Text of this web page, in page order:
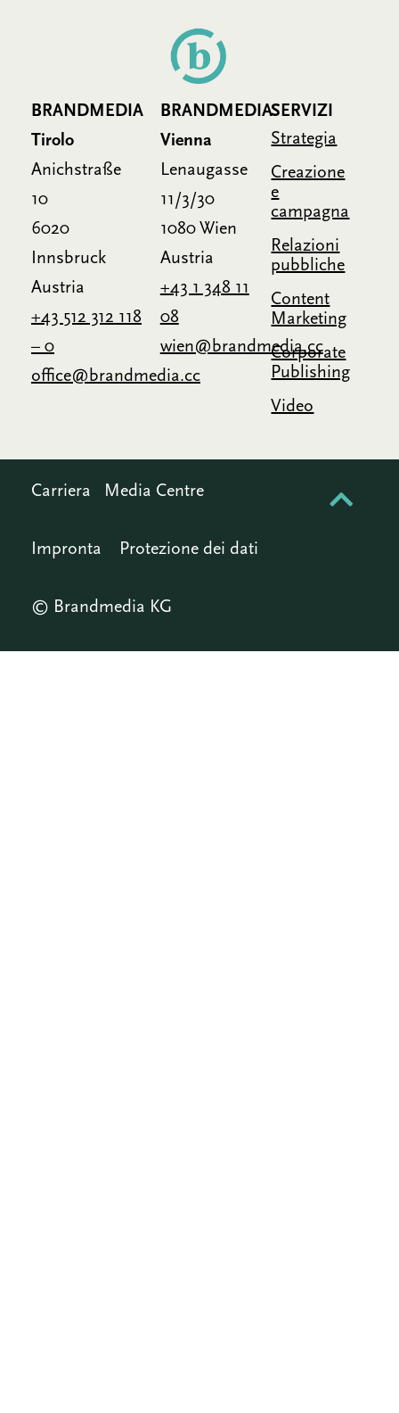
BRANDMEDIA
Tirolo
Anichstraße
10
6020
Innsbruck
Austria
+43 512 312 118
– 0
office@brandmedia.cc
BRANDMEDIA
Vienna
Lenaugasse
11/3/30
1080 Wien
Austria
+43 1 348 11
08
wien@brandmedia.cc
SERVIZI
Strategia
Creazione
e
campagna
Relazioni
pubbliche
Content
Marketing
Corporate
Publishing
Video
Carriera Media Centre
Impronta Protezione dei dati
© Brandmedia KG